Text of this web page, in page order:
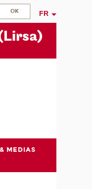
FR
MEDIAS